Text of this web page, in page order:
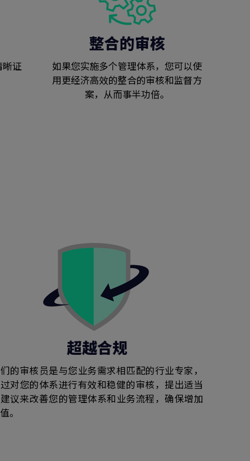
晰证
整合的审核
如果您实施多个管理体系，您可以使
用更经济高效的整合的审核和监督方
案，从而事半功倍。
超越合规
的审核员是与您业务需求相匹配的行业专家，
对您的体系进行有效和稳健的审核，提出适当
议来改善您的管理体系和业务流程，确保增加
。